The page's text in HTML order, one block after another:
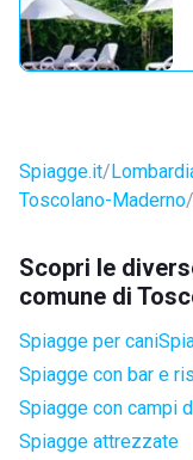
Spiagge.it
Toscolano-Maderno
Scopri le
comune di
Spiagge per cani
Spiagge con bar e
Spiagge con campi
Spiagge attrezzate